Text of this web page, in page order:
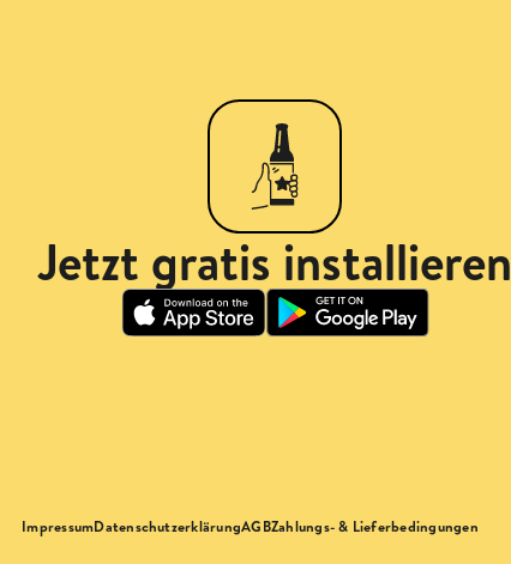
Jetzt gratis installieren
ImpressumDatenschutzerklärungAGBZahlungs- & Lieferbedingungen